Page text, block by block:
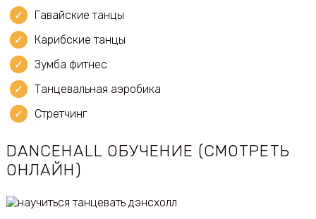
Гавайские танцы
Карибские танцы
Зумба фитнес
Танцевальная аэробика
Стретчинг
DANCEHALL ОБУЧЕНИЕ (СМОТРЕТЬ
ОНЛАЙН)